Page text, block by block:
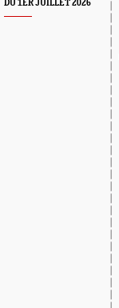
DU 1ER JUILLET 2026